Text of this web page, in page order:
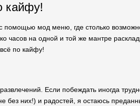
кайфу!
помощью мод меню, где столько
часов на одной и той же мантре
по кайфу!
Если побеждать иногда
без них!) и радостей, я остаюсь